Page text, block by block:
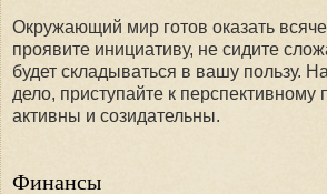
Окружающий мир готов оказать
проявите инициативу, не сидите
будет складываться в вашу пользу.
дело, приступайте к перспективному
активны и созидательны.
Финансы